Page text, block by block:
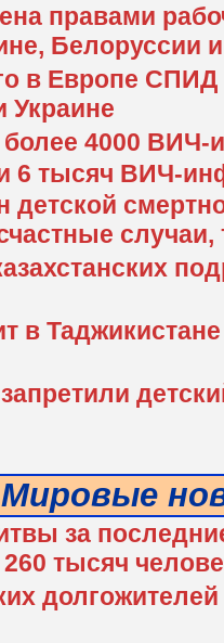
правами
Белоруссии
в Европе СПИД
Украине
более 4000
6 тысяч ВИЧ-
детской
в
Мировые
за
тысяч